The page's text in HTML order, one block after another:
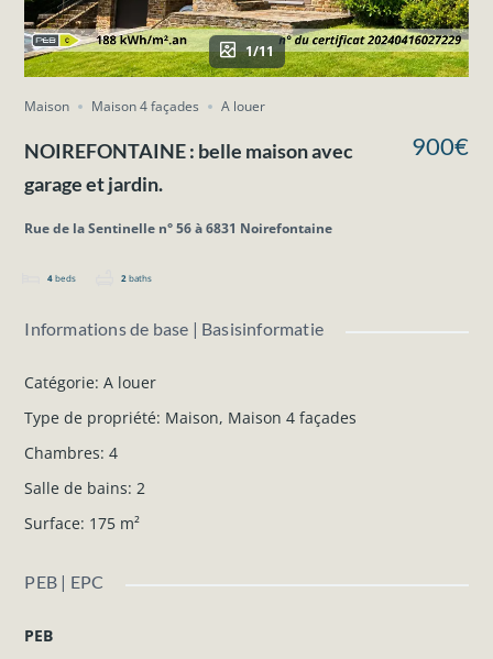
1/11
Maison Maison 4 façades A louer
NOIREFONTAINE : belle maison avec
garage et jardin.
Rue de la Sentinelle n° 56 à 6831 Noirefontaine
4 beds 2 baths
900€
Informations de base | Basisinformatie
Catégorie: A louer
Type de propriété: Maison, Maison 4 façades
Chambres: 4
Salle de bains: 2
Surface: 175 m²
PEB | EPC
PEB